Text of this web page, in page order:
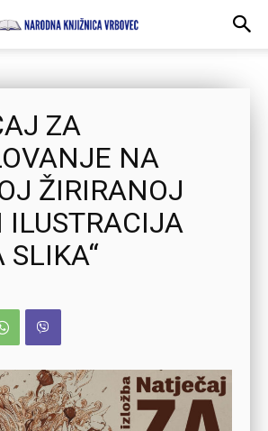
ZA
NA
ŽIRIRANOJ
ILUSTRACIJA
SLIKA“